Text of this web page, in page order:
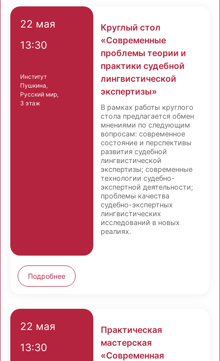
22 мая
13:30
Институт
Пушкина,
Русский мир,
3 этаж
Круглый стол
«Современные
проблемы теории и
практики судебной
лингвистической
экспертизы»
В рамках работы круглого
стола предлагается обмен
мнениями по следующим
вопросам: современное
состояние и перспективы
развития судебной
лингвистической
экспертизы; современные
технологии судебно-
экспертной деятельности;
проблемы качества
судебно-экспертных
лингвистических
исследований в новых
реалиях.
Подробнее
22 мая
13:30
Практическая
мастерская
«Современная